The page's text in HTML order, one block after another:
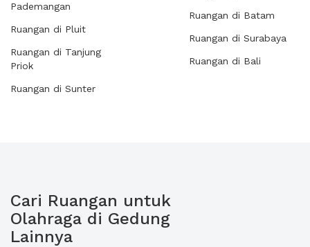
Pademangan
Ruangan di Pluit
Ruangan di Tanjung
Priok
Ruangan di Sunter
Ruangan di Batam
Ruangan di Surabaya
Ruangan di Bali
Cari Ruangan untuk
Olahraga di Gedung
Lainnya